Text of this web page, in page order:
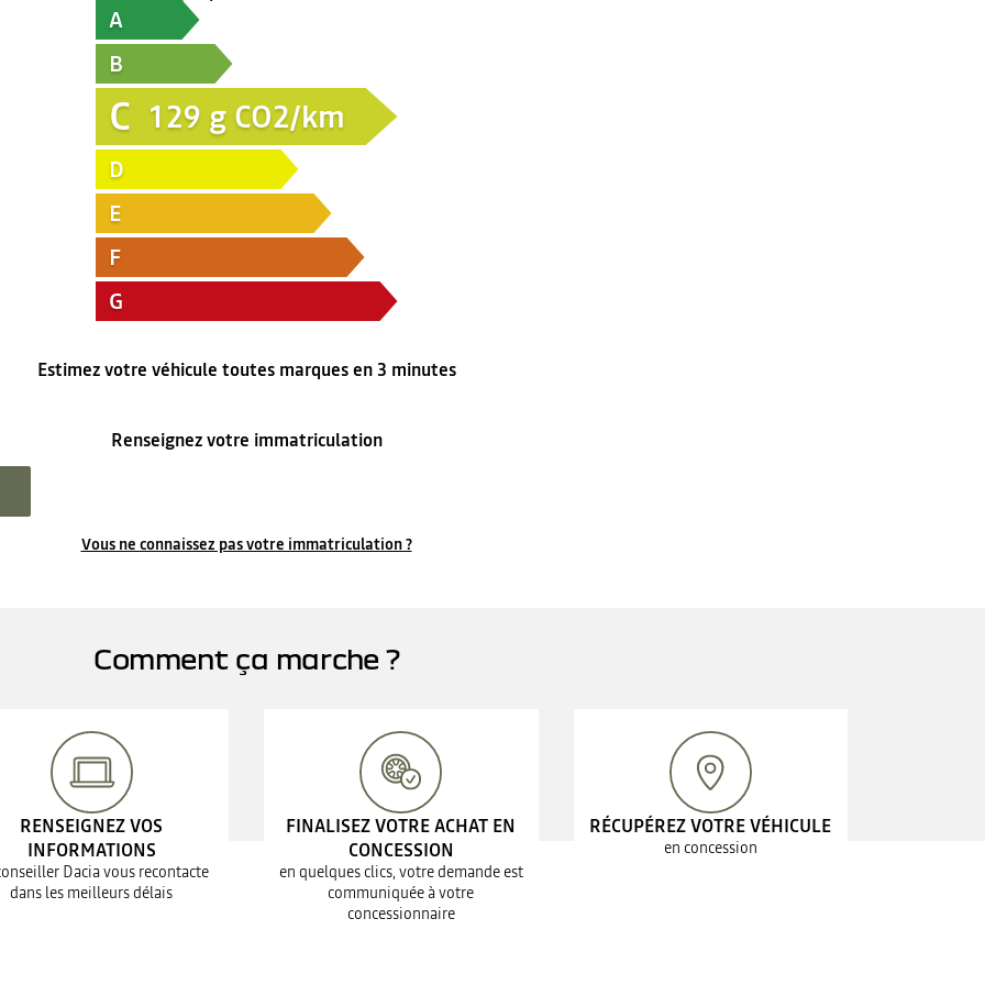
A
B
C 129 g CO2/km
D
E
F
G
Estimez votre véhicule toutes marques en 3 minutes
Renseignez votre immatriculation
Vous ne connaissez pas votre immatriculation ?
Comment ça marche ?
RENSEIGNEZ VOS
INFORMATIONS
Dacia vous recontacte
dans les meilleurs délais
FINALISEZ VOTRE ACHAT EN
CONCESSION
en quelques clics, votre demande est
communiquée à votre
concessionnaire
RÉCUPÉREZ VOTRE VÉHICULE
en concession